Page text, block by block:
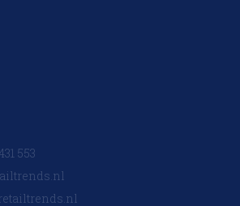
553